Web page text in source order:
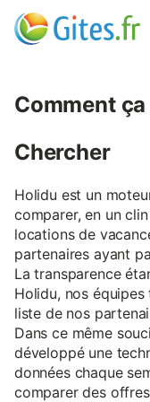
Comment
Chercher
Holidu est un
comparer, en un
locations de
partenaires ayant
La transparence
Holidu, nos
liste de nos
Dans ce même
développé une
données chaque
comparer des